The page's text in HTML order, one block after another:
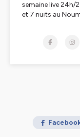
semaine live
et 7 nuits au
aux médias, à
citoyens ou
réinventer
Tous nos liens